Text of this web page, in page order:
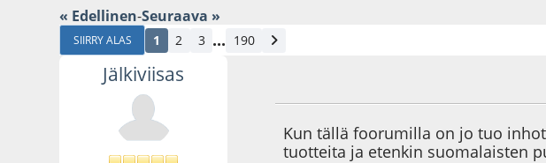
« Edellinen-Seuraava »
SIIRRY ALAS 1 2 3 ... 190
Jälkiviisas
Kun tällä foorumilla on jo tuo
tuotteita ja etenkin suomalaisten